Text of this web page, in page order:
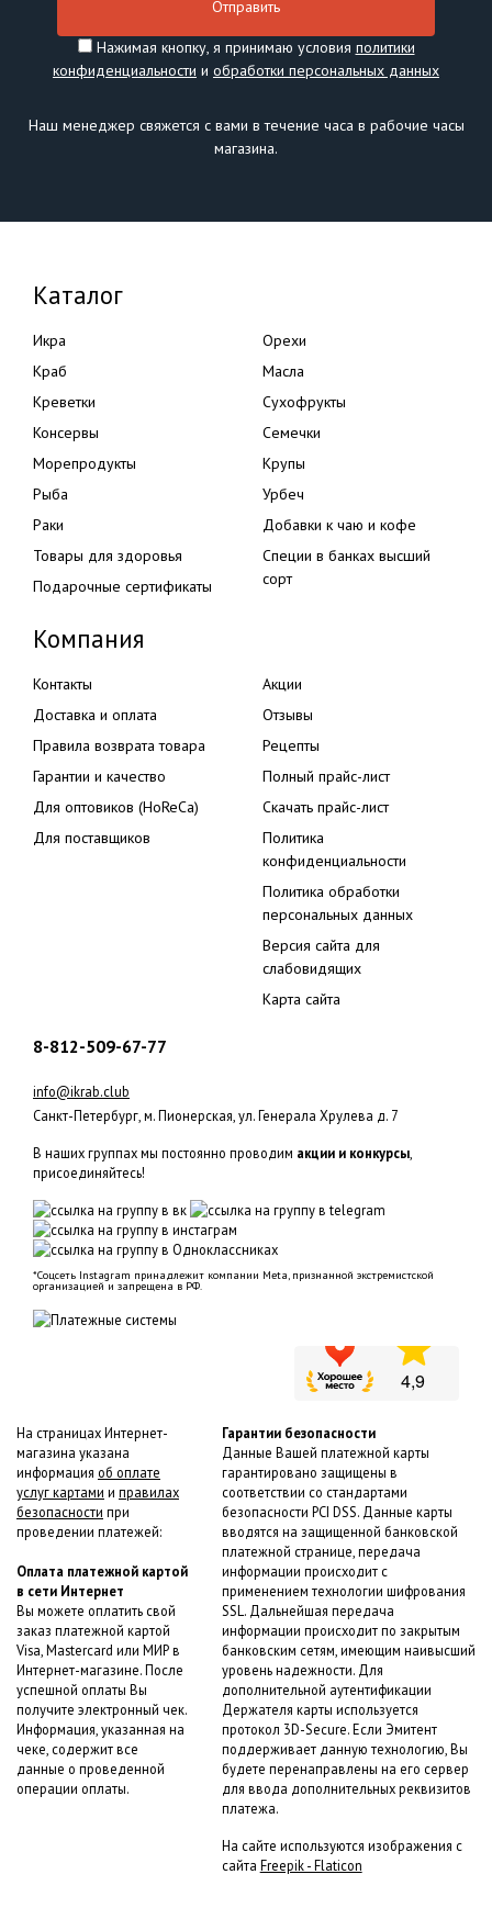
Нажимая кнопку, я принимаю условия политики
конфиденциальности и обработки персональных данных
Наш менеджер свяжется с вами в течение часа в рабочие часы
магазина.
Каталог
Икра
Краб
Креветки
Консервы
Морепродукты
Рыба
Раки
Товары для здоровья
Подарочные сертификаты
Орехи
Масла
Сухофрукты
Семечки
Крупы
Урбеч
Добавки к чаю и кофе
Специи в банках высший
сорт
Компания
Контакты
Доставка и оплата
Правила возврата товара
Гарантии и качество
Для оптовиков (HoReCa)
Для поставщиков
Акции
Отзывы
Рецепты
Полный прайс-лист
Скачать прайс-лист
Политика
конфиденциальности
Политика обработки
персональных данных
Версия сайта для
слабовидящих
Карта сайта
8-812-509-67-77
info@ikrab.club
Санкт-Петербург, м. Пионерская, ул. Генерала Хрулева д. 7
В наших группах мы постоянно проводим акции и конкурсы,
присоединяйтесь!
*Соцсеть Instagram принадлежит компании Meta, признанной экстремистской
организацией и запрещена в РФ.
На страницах Интернет-
магазина указана
информация об оплате
услуг картами и правилах
безопасности при
проведении платежей:
Оплата платежной картой
в сети Интернет
Вы можете оплатить свой
заказ платежной картой
Visa, Mastercard или МИР в
Интернет-магазине. После
успешной оплаты Вы
получите электронный чек.
Информация, указанная на
чеке, содержит все
данные о проведенной
операции оплаты.
Гарантии безопасности
Данные Вашей платежной карты
гарантировано защищены в
соответствии со стандартами
безопасности PCI DSS. Данные карты
вводятся на защищенной банковской
платежной странице, передача
информации происходит с
применением технологии шифрования
SSL. Дальнейшая передача
информации происходит по закрытым
банковским сетям, имеющим наивысший
уровень надежности. Для
дополнительной аутентификации
Держателя карты используется
протокол 3D-Secure. Если Эмитент
поддерживает данную технологию, Вы
будете перенаправлены на его сервер
для ввода дополнительных реквизитов
платежа.
На сайте используются изображения с
сайта Freepik - Flaticon